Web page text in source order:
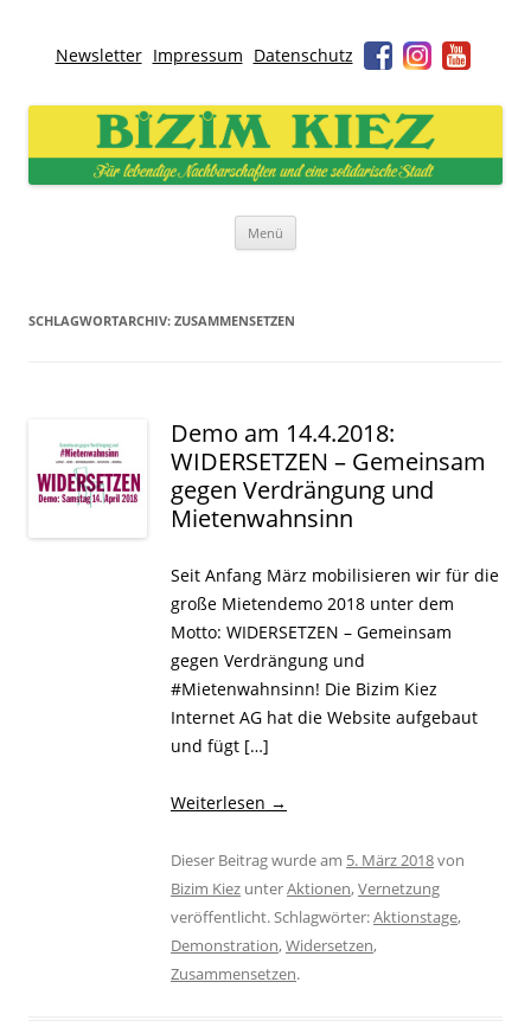
Newsletter Impressum Datenschutz
Bizim Kiez – Unser Kiez
Für lebendige Nachbarschaften und eine solidarische Stadt
Menü
SCHLAGWORTARCHIV: ZUSAMMENSETZEN
Demo am 14.4.2018:
WIDERSETZEN – Gemeinsam
gegen Verdrängung und
Mietenwahnsinn
Seit Anfang März mobilisieren wir für die
große Mietendemo 2018 unter dem
Motto: WIDERSETZEN – Gemeinsam
gegen Verdrängung und
#Mietenwahnsinn! Die Bizim Kiez​
Internet AG hat die Website aufgebaut
und fügt […]
Weiterlesen →
Dieser Beitrag wurde am 5. März 2018von
Bizim Kiez unterAktionen,Vernetzung
veröffentlicht. Schlagwörter:Aktionstage,
Demonstration,Widersetzen,
Zusammensetzen.